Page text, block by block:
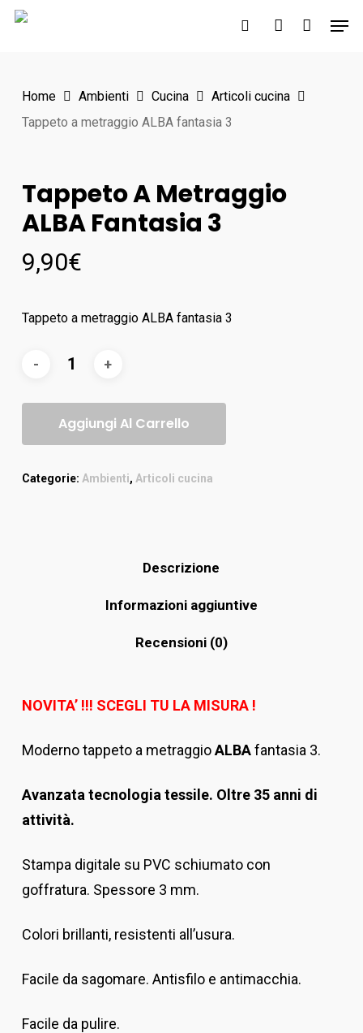
Skip
search account
Home Ambienti Cucina
Articoli cucina
Tappeto a metraggio ALBA fantasia 3
Tappeto A Metraggio
ALBA Fantasia 3
9,90€
Tappeto a metraggio ALBA fantasia 3
Aggiungi Al Carrello
Categorie: Ambienti, Articoli cucina
Descrizione
Informazioni aggiuntive
Recensioni (0)
NOVITA’ !!! SCEGLI TU LA MISURA !
Moderno tappeto a metraggioALBAfantasia 3.
Avanzata tecnologia tessile. Oltre 35 anni di
attività.
Stampa digitale su PVC schiumato con
goffratura. Spessore 3 mm.
Colori brillanti, resistenti all’usura.
Facile da sagomare. Antisfilo e antimacchia.
Facile da pulire.